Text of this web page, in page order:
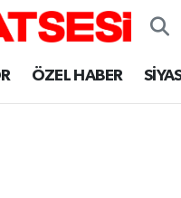
ÖZEL HABER